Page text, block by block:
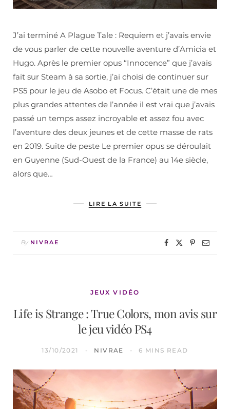
J’ai terminé A Plague Tale : Requiem et j’avais envie
de vous parler de cette nouvelle aventure d’Amicia et
Hugo. Après le premier opus “Innocence” que j’avais
fait sur Steam à sa sortie, j’ai choisi de continuer sur
PS5 pour le jeu de Asobo et Focus. C’était une de mes
plus grandes attentes de l’année il est vrai que j’avais
passé un temps assez incroyable et assez fou avec
l’aventure des deux jeunes et de cette masse de rats
en 2019. Suite de peste Le premier opus se déroulait
en Guyenne (Sud-Ouest de la France) au 14e siècle,
alors que…
LIRE LA SUITE
By NIVRAE
JEUX VIDÉO
Life is Strange : True Colors, mon avis sur
le jeu vidéo PS4
13/10/2021 NIVRAE 6 MINS READ